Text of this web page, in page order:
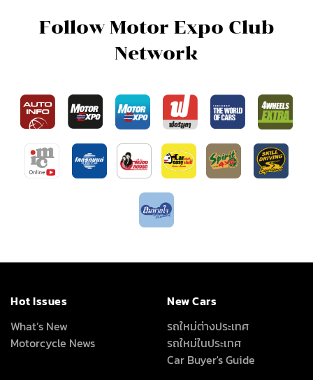
Follow Motor Expo Club
Network
Hot Issues
What’s New
Motorcycle News
New Cars
รถใหม่ต่างประเทศ
รถใหม่ในประเทศ
Car Buyer's Guide